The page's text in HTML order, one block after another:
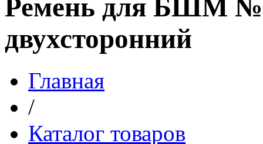
Ремень для БШМ
двухсторонний
Главная
/
Каталог товаров